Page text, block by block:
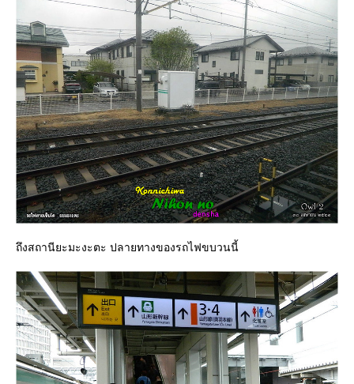
ถึงสถานียะมะงะตะ ปลายทางของรถไฟขบวนนี้